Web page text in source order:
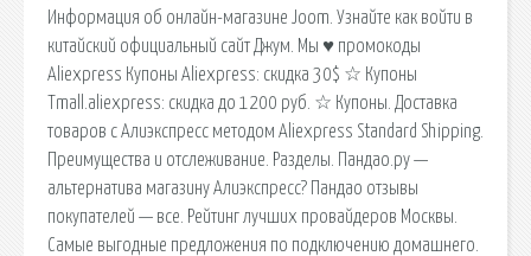
Информация об онлайн-магазине Joom. Узнайте как войти в
китайский официальный сайт Джум. Мы ♥ промокоды
Aliexpress Купоны Aliexpress: скидка 30$ ☆ Купоны
Tmall.aliexpress: скидка до 1200 руб. ☆ Купоны. Доставка
товаров с Алиэкспресс методом Aliexpress Standard Shipping.
Преимущества и отслеживание. Разделы. Пандао.ру —
альтернатива магазину Алиэкспресс? Пандао отзывы
покупателей — все. Рейтинг лучших провайдеров Москвы.
Самые выгодные предложения по подключению домашнего.